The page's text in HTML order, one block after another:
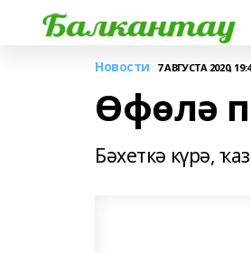
Новости 7 АВГУСТА 2020,
Өфөлә
Бәхеткә күрә,